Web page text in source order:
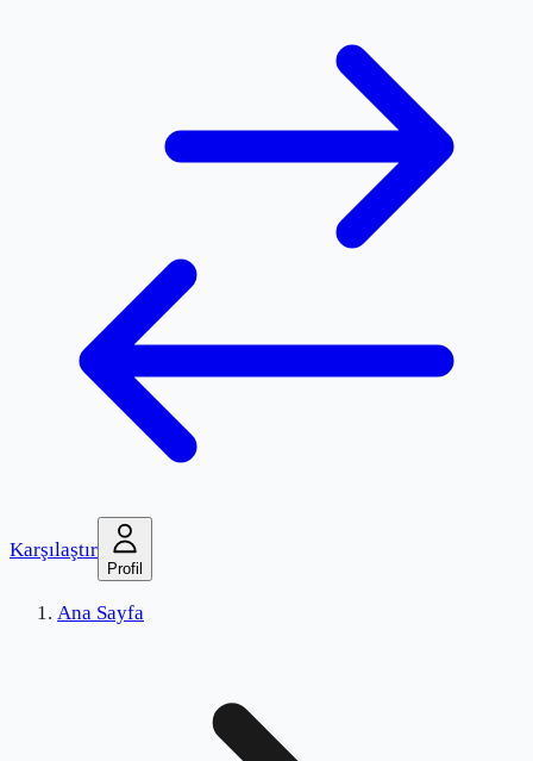
Karşılaştır
Profil
Ana Sayfa